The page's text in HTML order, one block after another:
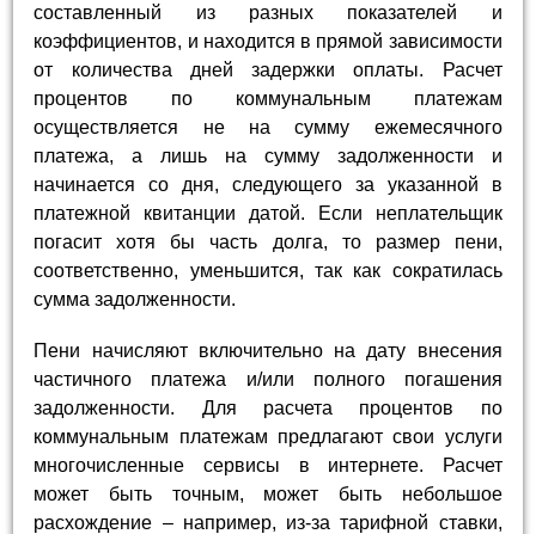
составленный из разных показателей и
коэффициентов, и находится в прямой зависимости
от количества дней задержки оплаты. Расчет
процентов по коммунальным платежам
осуществляется не на сумму ежемесячного
платежа, а лишь на сумму задолженности и
начинается со дня, следующего за указанной в
платежной квитанции датой. Если неплательщик
погасит хотя бы часть долга, то размер пени,
соответственно, уменьшится, так как сократилась
сумма задолженности.
Пени начисляют включительно на дату внесения
частичного платежа и/или полного погашения
задолженности. Для расчета процентов по
коммунальным платежам предлагают свои услуги
многочисленные сервисы в интернете. Расчет
может быть точным, может быть небольшое
расхождение – например, из-за тарифной ставки,